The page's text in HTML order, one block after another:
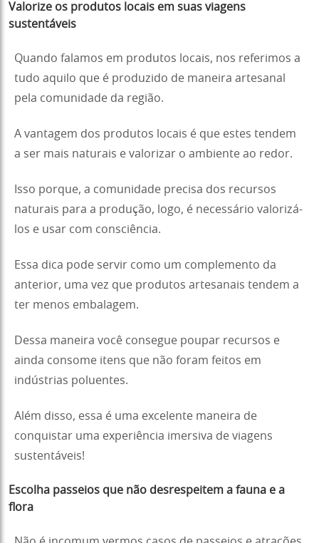
Valorize os produtos locais em suas viagens
sustentáveis
Quando falamos em produtos locais, nos referimos a
tudo aquilo que é produzido de maneira artesanal
pela comunidade da região.
A vantagem dos produtos locais é que estes tendem
a ser mais naturais e valorizar o ambiente ao redor.
Isso porque, a comunidade precisa dos recursos
naturais para a produção, logo, é necessário valorizá-
los e usar com consciência.
Essa dica pode servir como um complemento da
anterior, uma vez que produtos artesanais tendem a
ter menos embalagem.
Dessa maneira você consegue poupar recursos e
ainda consome itens que não foram feitos em
indústrias poluentes.
Além disso, essa é uma excelente maneira de
conquistar uma experiência imersiva de viagens
sustentáveis!
Escolha passeios que não desrespeitem a fauna e a
flora